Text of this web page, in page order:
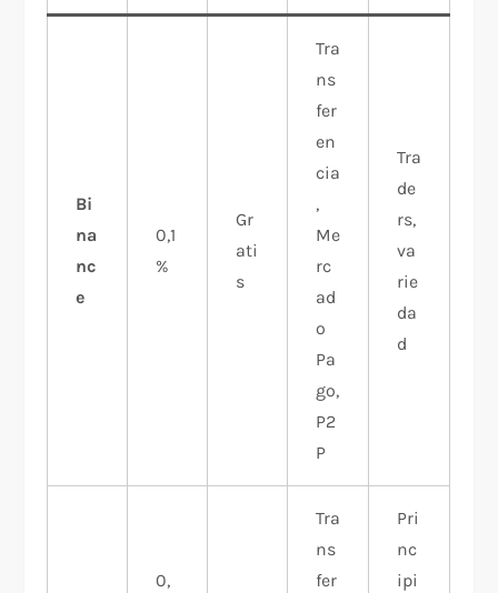
Bi
na
nc
e
0,1
%
Gr
ati
s
Tra
ns
fer
en
cia
,
Me
rc
ad
o
Pa
go,
P2
P
Tra
de
rs,
va
rie
da
d
0,
Tra
ns
fer
Pri
nc
ipi